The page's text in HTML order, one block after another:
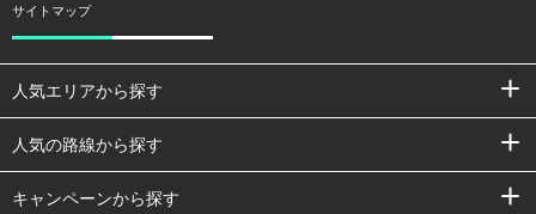
サイトマップ
人気エリアから探す
人気の路線から探す
キャンペーンから探す